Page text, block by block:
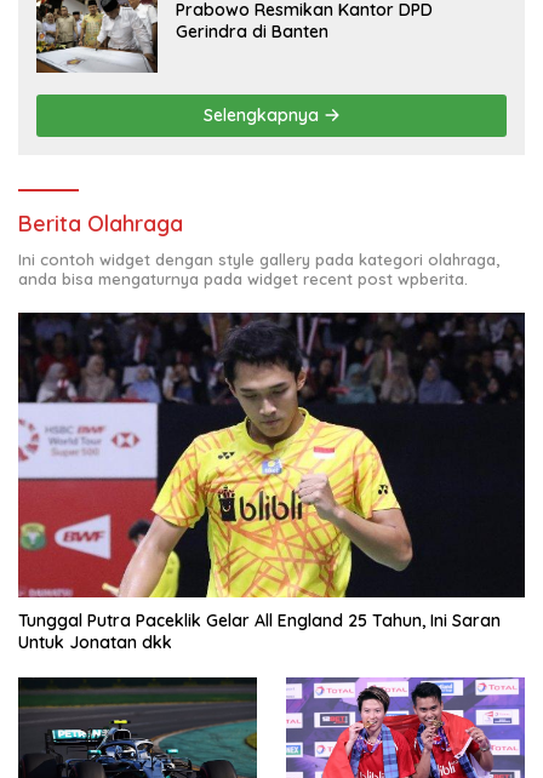
Prabowo Resmikan Kantor DPD
Gerindra di Banten
Selengkapnya
Berita Olahraga
Ini contoh widget dengan style gallery pada kategori olahraga,
anda bisa mengaturnya pada widget recent post wpberita.
Tunggal Putra Paceklik Gelar All England 25 Tahun, Ini Saran
Untuk Jonatan dkk